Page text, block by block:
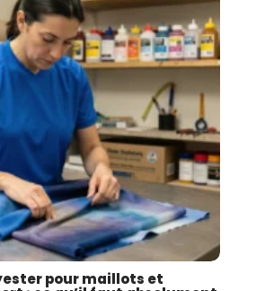
pour maillots et